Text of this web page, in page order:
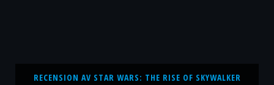
RECENSION AV STAR WARS: THE RISE OF SKYWALKER